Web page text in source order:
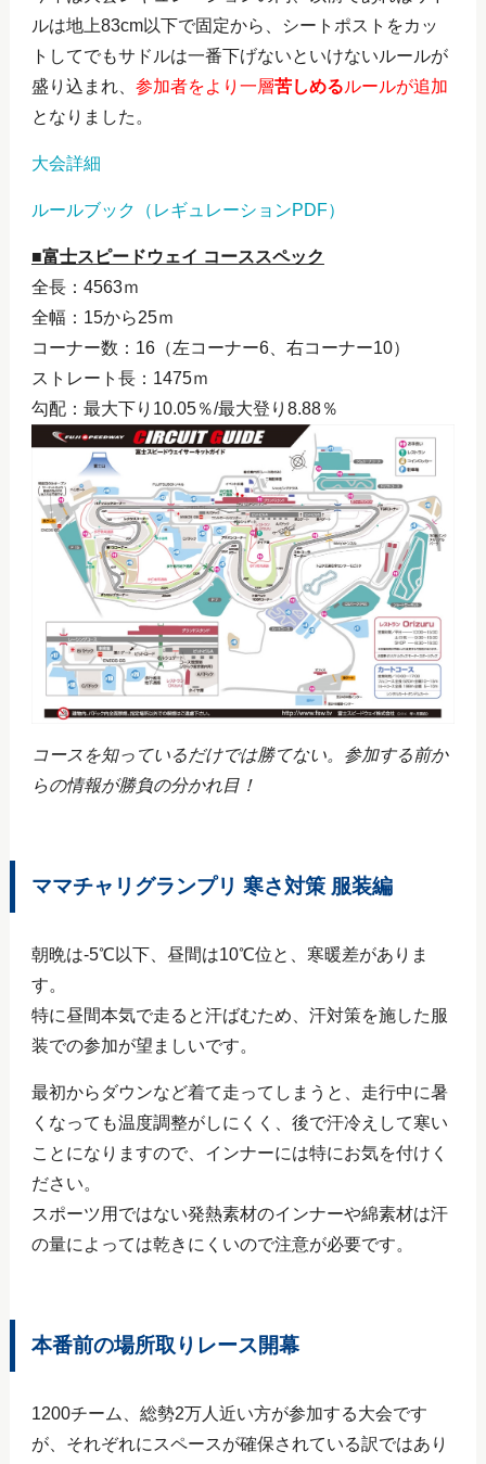
ルは地上83cm以下で固定から、シートポストをカッ
トしてでもサドルは一番下げないといけないルールが
盛り込まれ、 参加者をより一層苦しめるルールが追加
となりました。
大会詳細
ルールブック（レギュレーションPDF）
■富士スピードウェイ コーススペック
全長：4563ｍ
全幅：15から25ｍ
コーナー数：16（左コーナー6、右コーナー10）
ストレート長：1475ｍ
勾配：最大下り10.05％/最大登り8.88％
コースを知っているだけでは勝てない。参加する前か
らの情報が勝負の分かれ目！
ママチャリグランプリ 寒さ対策 服装編
朝晩は-5℃以下、昼間は10℃位と、寒暖差がありま
す。
特に昼間本気で走ると汗ばむため、汗対策を施した服
装での参加が望ましいです。
最初からダウンなど着て走ってしまうと、走行中に暑
くなっても温度調整がしにくく、後で汗冷えして寒い
ことになりますので、インナーには特にお気を付けく
ださい。
スポーツ用ではない発熱素材のインナーや綿素材は汗
の量によっては乾きにくいので注意が必要です。
本番前の場所取りレース開幕
1200チーム、総勢2万人近い方が参加する大会です
が、それぞれにスペースが確保されている訳ではあり